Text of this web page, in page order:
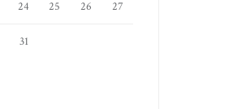
24 25 26 27
31